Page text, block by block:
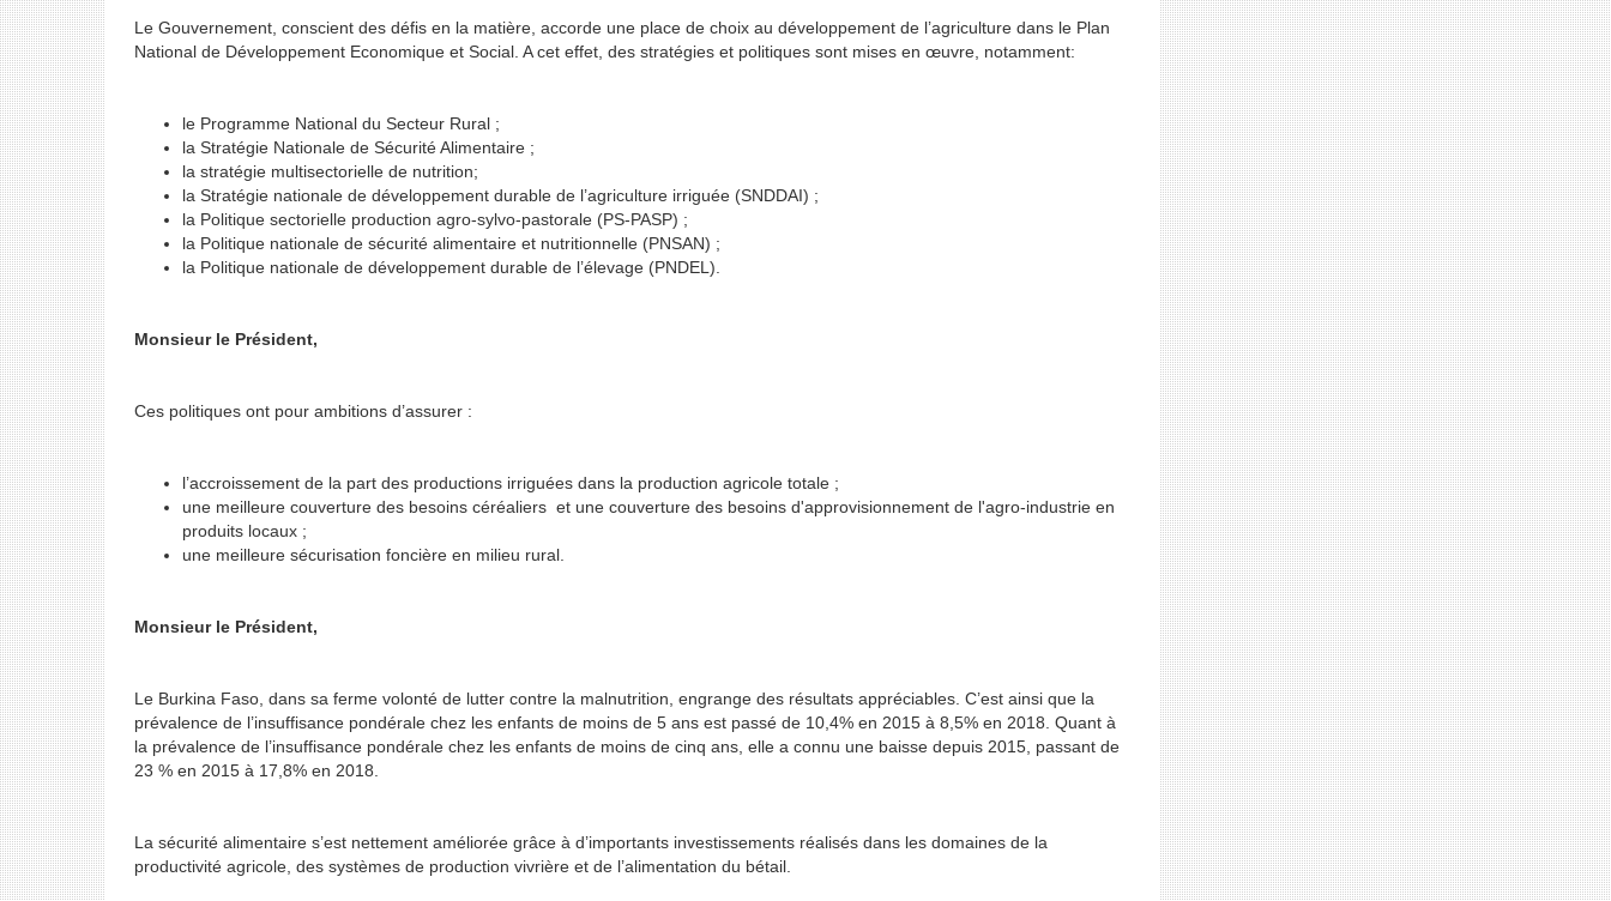
Le Gouvernement, conscient des défis en la matière, accorde une place de choix au développement de l’agriculture dans le Plan
National de Développement Economique et Social. A cet effet, des stratégies et politiques sont mises en œuvre, notamment:
le Programme National du Secteur Rural ;
la Stratégie Nationale de Sécurité Alimentaire ;
la stratégie multisectorielle de nutrition;
la Stratégie nationale de développement durable de l’agriculture irriguée (SNDDAI) ;
la Politique sectorielle production agro-sylvo-pastorale (PS-PASP) ;
la Politique nationale de sécurité alimentaire et nutritionnelle (PNSAN) ;
la Politique nationale de développement durable de l’élevage (PNDEL).
Monsieur le Président,
Ces politiques ont pour ambitions d’assurer :
l’accroissement de la part des productions irriguées dans la production agricole totale ;
une meilleure couverture des besoins céréaliers et une couverture des besoins d'approvisionnement de l'agro-industrie en
produits locaux ;
une meilleure sécurisation foncière en milieu rural.
Monsieur le Président,
Le Burkina Faso, dans sa ferme volonté de lutter contre la malnutrition, engrange des résultats appréciables. C’est ainsi que la
prévalence de l’insuffisance pondérale chez les enfants de moins de 5 ans est passé de 10,4% en 2015 à 8,5% en 2018. Quant à
la prévalence de l’insuffisance pondérale chez les enfants de moins de cinq ans, elle a connu une baisse depuis 2015, passant de
23 % en 2015 à 17,8% en 2018.
La sécurité alimentaire s’est nettement améliorée grâce à d’importants investissements réalisés dans les domaines de la
productivité agricole, des systèmes de production vivrière et de l’alimentation du bétail.